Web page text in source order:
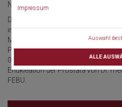
Impressum
Auswahl
ALLE
Netsch, FEBU gemeinsam durch die
Der Zuschauer haben die
interaktiven Workshop, welcher
Möglichkeiten der modernen
Prostatavergrößerung bietet.
09.06.2023 durch eine Live-
Enukleation der Prostata von Dr.
FEBU.